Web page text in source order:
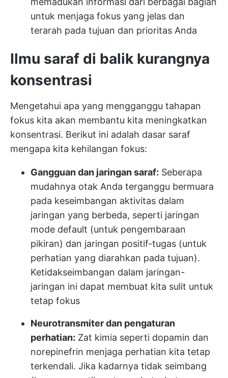
untuk menjaga fokus yang jelas dan
terarah pada tujuan dan prioritas Anda
Ilmu saraf di balik kurangnya
konsentrasi
Mengetahui apa yang mengganggu tahapan
fokus kita akan membantu kita meningkatkan
konsentrasi. Berikut ini adalah dasar saraf
mengapa kita kehilangan fokus:
Gangguan dan jaringan saraf: Seberapa
mudahnya otak Anda terganggu bermuara
pada keseimbangan aktivitas dalam
jaringan yang berbeda, seperti jaringan
mode default (untuk pengembaraan
pikiran) dan jaringan positif-tugas (untuk
perhatian yang diarahkan pada tujuan).
Ketidakseimbangan dalam jaringan-
jaringan ini dapat membuat kita sulit untuk
tetap fokus
Neurotransmiter dan pengaturan
perhatian: Zat kimia seperti dopamin dan
norepinefrin menjaga perhatian kita tetap
terkendali. Jika kadarnya tidak seimbang